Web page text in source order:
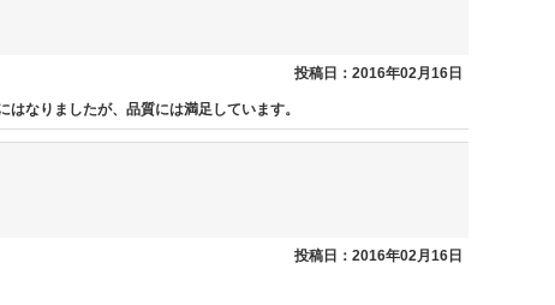
投稿日：2016年02月16日
なりましたが、品質には満足しています。
投稿日：2016年02月16日